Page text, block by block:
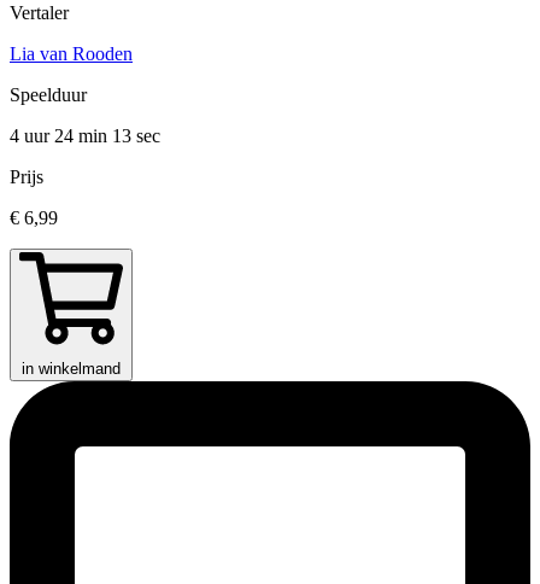
Vertaler
Lia van Rooden
Speelduur
4 uur 24 min 13 sec
Prijs
€ 6,99
in winkelmand